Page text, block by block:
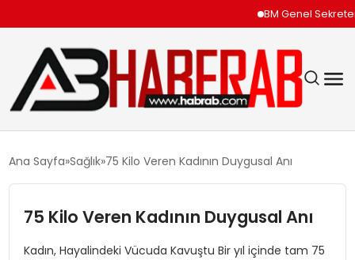
BM Genel Sekreteri
Ana Sayfa Sağlık 75 Kilo Veren Kadının Duygusal Anı
75 Kilo Veren Kadının Duygusal Anı
Kadın, Hayalindeki Vücuda Kavuştu Bir yıl içinde tam 75